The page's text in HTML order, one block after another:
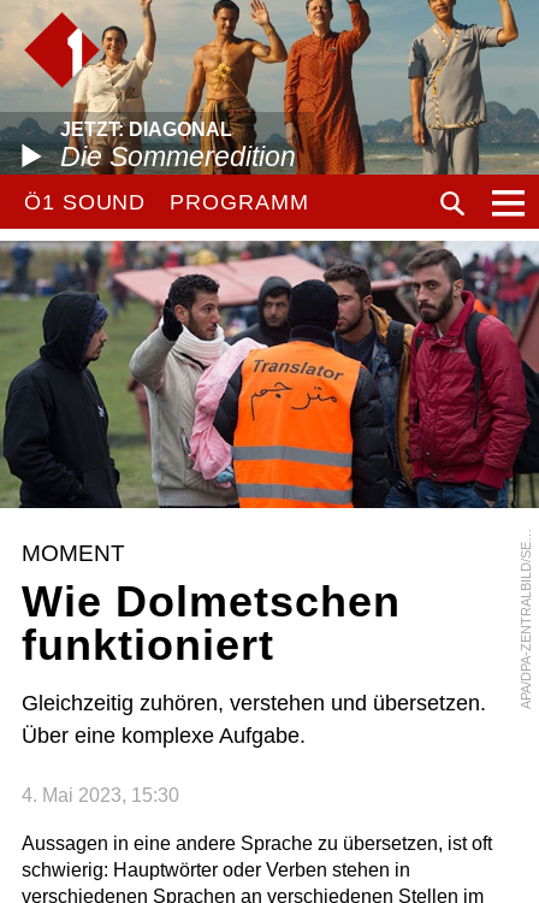
JETZT: DIAGONAL
Die Sommeredition
Ö1 SOUND PROGRAMM
A
P
A
/
D
P
A
-
Z
E
N
T
R
A
L
B
I
L
D
/
S
E
B
A
S
T
I
A
N
K
A
H
N
E
R
T
MOMENT
Wie Dolmetschen
funktioniert
Gleichzeitig zuhören, verstehen und übersetzen.
Über eine komplexe Aufgabe.
4. Mai 2023, 15:30
Aussagen in eine andere Sprache zu übersetzen, ist oft
schwierig: Hauptwörter oder Verben stehen in
verschiedenen Sprachen an verschiedenen Stellen im